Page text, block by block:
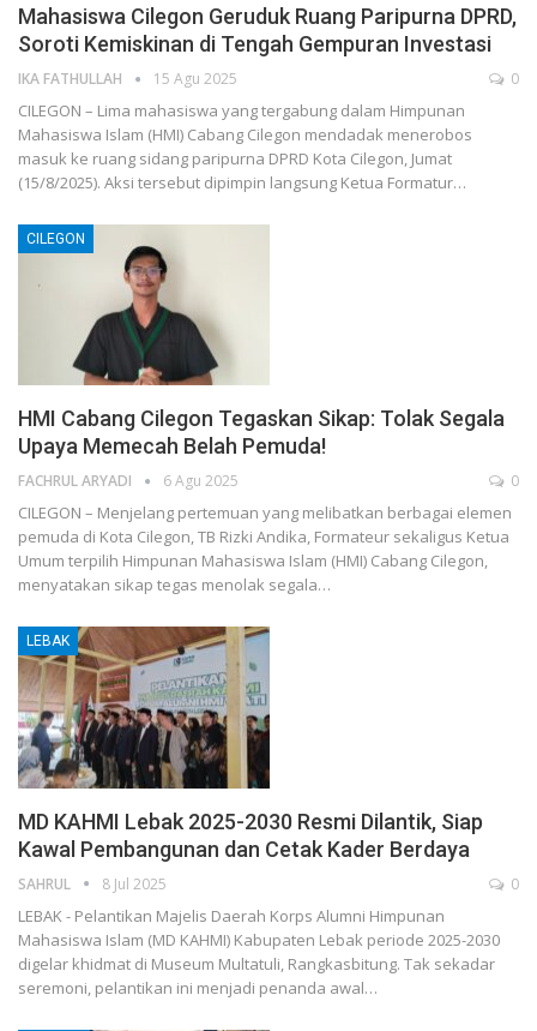
Mahasiswa Cilegon Geruduk Ruang Paripurna DPRD,
Soroti Kemiskinan di Tengah Gempuran Investasi
IKA FATHULLAH 15 Agu 2025 0
CILEGON – Lima mahasiswa yang tergabung dalam Himpunan
Mahasiswa Islam (HMI) Cabang Cilegon mendadak menerobos
masuk ke ruang sidang paripurna DPRD Kota Cilegon, Jumat
(15/8/2025). Aksi tersebut dipimpin langsung Ketua Formatur…
CILEGON
HMI Cabang Cilegon Tegaskan Sikap: Tolak Segala
Upaya Memecah Belah Pemuda!
FACHRUL ARYADI 6 Agu 2025 0
CILEGON – Menjelang pertemuan yang melibatkan berbagai elemen
pemuda di Kota Cilegon, TB Rizki Andika, Formateur sekaligus Ketua
Umum terpilih Himpunan Mahasiswa Islam (HMI) Cabang Cilegon,
menyatakan sikap tegas menolak segala…
LEBAK
MD KAHMI Lebak 2025-2030 Resmi Dilantik, Siap
Kawal Pembangunan dan Cetak Kader Berdaya
SAHRUL 8 Jul 2025 0
LEBAK - Pelantikan Majelis Daerah Korps Alumni Himpunan
Mahasiswa Islam (MD KAHMI) Kabupaten Lebak periode 2025-2030
digelar khidmat di Museum Multatuli, Rangkasbitung. Tak sekadar
seremoni, pelantikan ini menjadi penanda awal…